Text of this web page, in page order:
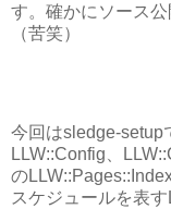
す。確かにソース
（苦笑）
今回はsledge-setup
LLW::Config、
の
スケジュールを表